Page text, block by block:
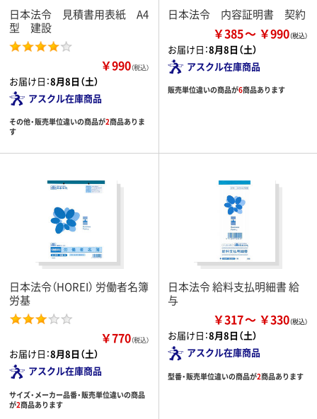
日本法令 見積書用表紙 A4
型 建設
￥990（税込）
お届け日：8月8日（土）
アスクル在庫商品
その他・販売単位違いの商品が2商品ありま
す
日本法令 内容証明書 契約
￥385 ￥990
お届け日：8月8日（土）
アスクル在庫商品
販売単位違いの商品が6商品あります
日本法令（HOREI） 労働者名簿
労基
￥770（税込）
お届け日：8月8日（土）
アスクル在庫商品
サイズ・メーカー品番・販売単位違いの商品
が2商品あります
日本法令 給料支払明細書 給
与
￥317 ￥330
お届け日：8月8日（土）
アスクル在庫商品
型番・販売単位違いの商品が2商品あります